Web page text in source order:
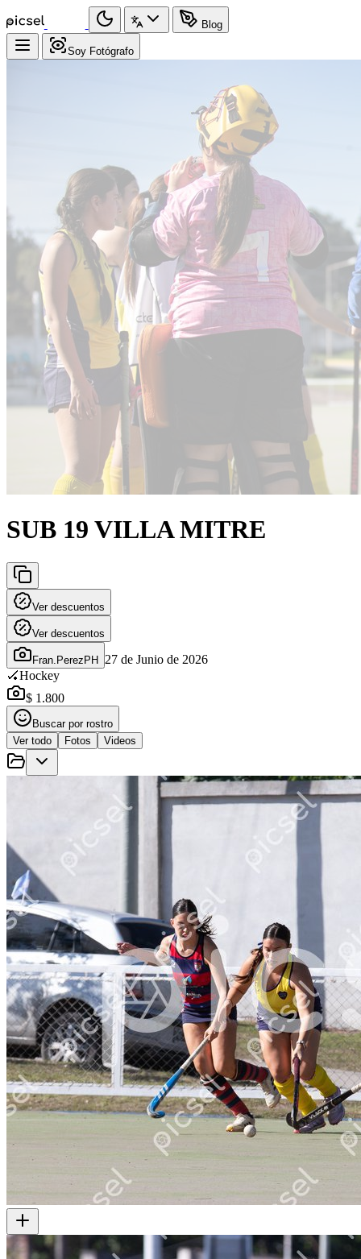
Blog
Soy Fotógrafo
SUB 19 VILLA MITRE
Ver descuentos
Ver descuentos
Fran.PerezPH
27 de Junio de 2026
🏑Hockey
$ 1.800
Buscar por rostro
Ver todo
Fotos Videos